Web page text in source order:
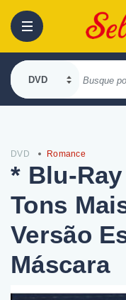
DVD Romance
* Blu-
Tons
Versão
Máscara